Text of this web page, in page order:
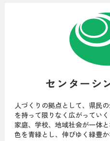
センターシ
人づくりの拠点として、県民
を持って限りなく広がってい
家庭、学校、地域社会が一体
色を青緑とし、伸びゆく緑豊